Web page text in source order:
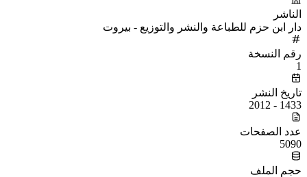
الناشر
دار ابن حزم للطباعة والنشر والتوزيع - بيروت
رقم النسخة
1
تاريخ النشر
1433 - 2012
عدد الصفحات
5090
حجم الملف